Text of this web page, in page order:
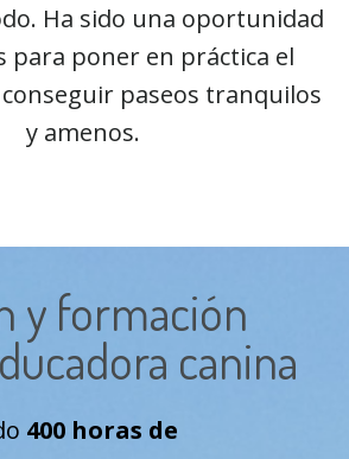
Ha sido una oportunidad
para poner en práctica el
paseos tranquilos
y amenos.
y formación
canina
400 horas de